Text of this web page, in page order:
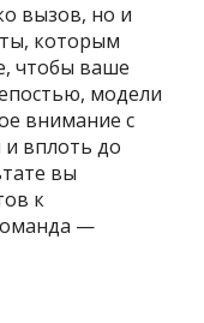
вызов, но и
которым
чтобы ваше
модели
внимание с
вплоть до
вы
к
—